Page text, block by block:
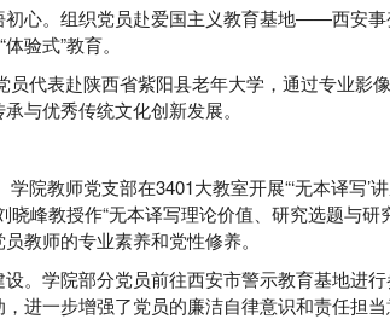
心。组织党员赴爱国主义教育基地——西安事
验式”教育。
员代表赴陕西省紫阳县老年大学，通过专业影
与优秀传统文化创新发展。
学院教师党支部在3401大教室开展“‘无本译写
峰教授作“无本译写理论价值、研究选题与研
教师的专业素养和党性修养。
。学院部分党员前往西安市警示教育基地进
进一步增强了党员的廉洁自律意识和责任担当